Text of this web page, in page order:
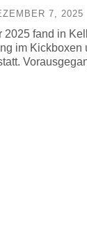
7, 2025
2025 fand in
im Kickboxen